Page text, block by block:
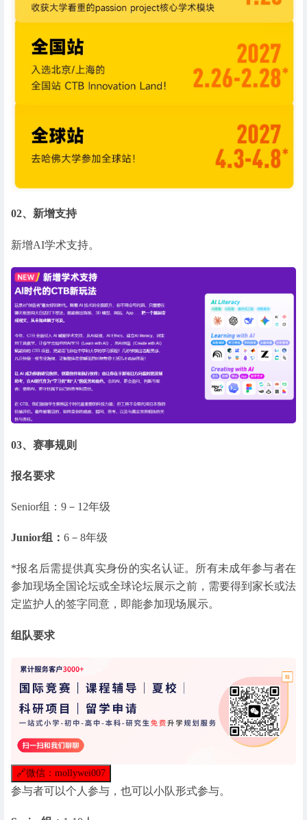
02、 新增支持
新增AI学术支持。
03、 赛事规则
报名要求
Senior组：9－12年级
Junior组： 6－8年级
*报名后需提供真实身份的实名认证。所有未成年参与者在
参加现场全国论坛或全球论坛展示之前，需要得到家长或法
定监护人的签字同意，即能参加现场展示。
组队要求
🔗微信：mollywei007
参与者可以个人参与，也可以小队形式参与。